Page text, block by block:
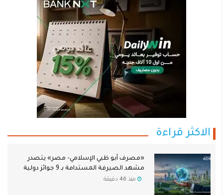
الاكثر قراءة
«مصرف أبو ظبي الإسلامي- مصر» يتصدر
مشهد الصيرفة المستدامة بـ 9 جوائز دولية
منذ 46 دقيقة